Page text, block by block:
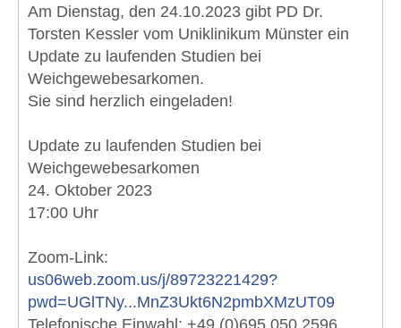
Am Dienstag, den 24.10.2023 gibt PD Dr.
Torsten Kessler vom Uniklinikum Münster ein
Update zu laufenden Studien bei
Weichgewebesarkomen.
Sie sind herzlich eingeladen!
Update zu laufenden Studien bei
Weichgewebesarkomen
24. Oktober 2023
17:00 Uhr
Zoom-Link:
us06web.zoom.us/j/89723221429?
pwd=UGlTNy...MnZ3Ukt6N2pmbXMzUT09